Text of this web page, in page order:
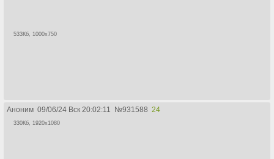
533Кб, 1000x750
Аноним 09/06/24 Вск 20:02:11 №931588 24
330Кб, 1920x1080